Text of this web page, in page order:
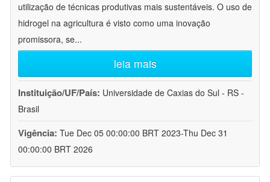
utilização de técnicas produtivas mais sustentáveis. O uso de
hidrogel na agricultura é visto como uma inovação
promissora, se...
leia mais
Instituição/UF/País: Universidade de Caxias do Sul - RS -
Brasil
Vigência: Tue Dec 05 00:00:00 BRT 2023-Thu Dec 31
00:00:00 BRT 2026